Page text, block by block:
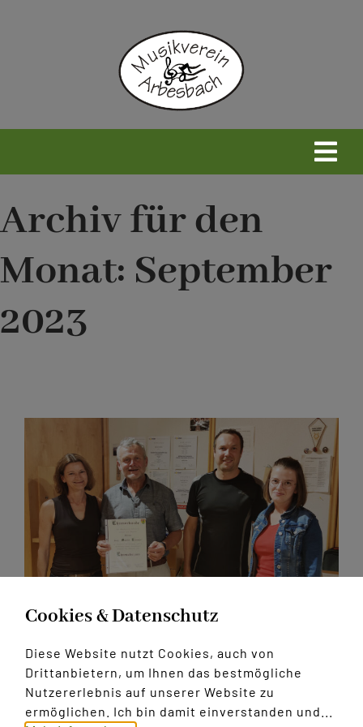
Neues
Wir
Kontakt
Archiv für den
Monat: September
2023
Martin Klonner –
Ehrenobmann
Cookies & Datenschutz
Diese Website nutzt Cookies, auch von
Drittanbietern, um Ihnen das bestmögliche
Nutzererlebnis auf unserer Website zu
ermöglichen. Ich bin damit einverstanden und...